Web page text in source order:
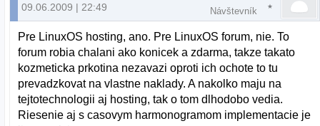
09.06.2009 | 22:49 Návštevník
Pre LinuxOS hosting, ano. Pre LinuxOS forum, nie. To
forum robia chalani ako konicek a zdarma, takze takato
kozmeticka prkotina nezavazi oproti ich ochote to tu
prevadzkovat na vlastne naklady. A nakolko maju na
tejtotechnologii aj hosting, tak o tom dlhodobo vedia.
Riesenie aj s casovym harmonogramom implementacie je